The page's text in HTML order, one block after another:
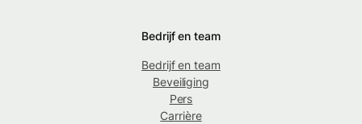
Bedrijf en team
Bedrijf en team
Beveiliging
Pers
Carrière